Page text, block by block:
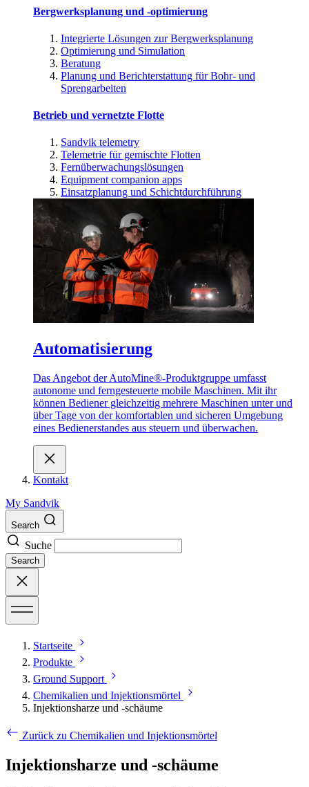
Bergwerksplanung und -optimierung
Integrierte Lösungen zur Bergwerksplanung
Optimierung und Simulation
Beratung
Planung und Berichterstattung für Bohr- und
Sprengarbeiten
Betrieb und vernetzte Flotte
Sandvik telemetry
Telemetrie für gemischte Flotten
Fernüberwachungslösungen
Equipment companion apps
Einsatzplanung und Schichtdurchführung
Automatisierung
Das Angebot der AutoMine®-Produktgruppe umfasst
autonome und ferngesteuerte mobile Maschinen. Mit ihr
können Bediener gleichzeitig mehrere Maschinen unter und
über Tage von der komfortablen und sicheren Umgebung
eines Bedienerstandes aus steuern und überwachen.
Kontakt
My Sandvik
Search
Suche
Search
Startseite
Produkte
Ground Support
Chemikalien und Injektionsmörtel
Injektionsharze und -schäume
Zurück zu Chemikalien und Injektionsmörtel
Injektionsharze und -schäume